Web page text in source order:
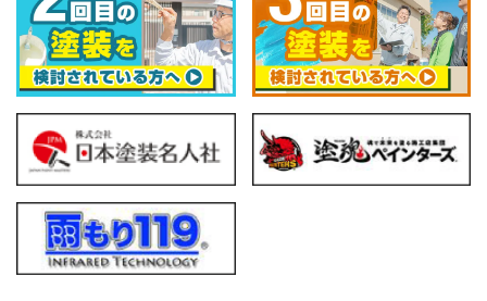
ていても、中身がしっかりしている 〇 仕事を覚
えようと一生懸命 〇 清潔感がある 〇 丁寧で
繊細な仕事に情熱を注げる（雑でない） 〇 お客
ス感覚がある お客様や社員たちと調和のとれ
たお付き合いができる 【①塗装職人（正社
塗装工事の現場職人仕事 「作業員ではなく
『職人』」（戸建て塗り替えメイン） 〇 応募条